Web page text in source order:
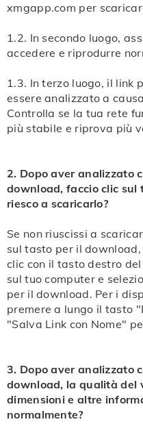
Nota: se riscontrassi dei
puoi vedere laguida
consultare leFAQ.
parte superiore della
premi Invio.
Passo 3: aspetta un
cercare tutti i formati
pagina. Il metodo di
Nota: se riscontrassi dei
puoi vedere laguida
consultare leFAQ.
xmgapp.com per
1.2. In secondo luogo,
accedere e riprodurre
1.3. In terzo luogo, il link
essere analizzato a
Controlla se la tua rete
più stabile e riprova più
2. Dopo aver analizzato
download, faccio clic sul
riesco a scaricarlo?
Se non riuscissi a
sul tasto per il
clic con il tasto destro
sul tuo computer e
per il download. Per i
premere a lungo il tasto
"Salva Link con Nome"
3. Dopo aver analizzato
download, la qualità del
dimensioni e altre
normalmente?